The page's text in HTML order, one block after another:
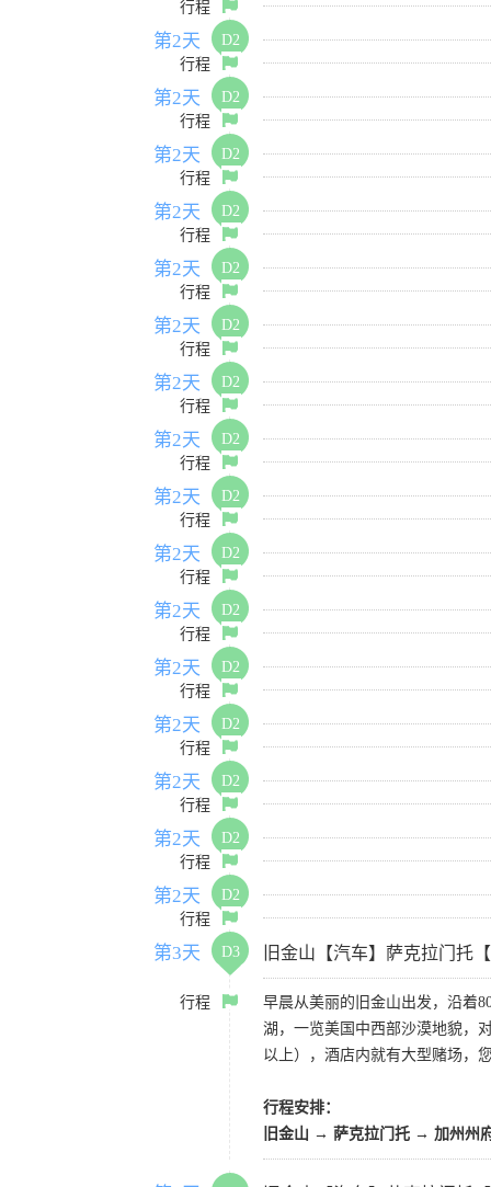
行程
第2天
D2
行程
第2天
D2
行程
第2天
D2
行程
第2天
D2
行程
第2天
D2
行程
第2天
D2
行程
第2天
D2
行程
第2天
D2
行程
第2天
D2
行程
第2天
D2
行程
第2天
D2
行程
第2天
D2
行程
第2天
D2
行程
第2天
D2
行程
第2天
D2
行程
第2天
D2
行程
第3天 D3 旧金山【汽车】萨克拉门托
行程
早晨从美丽的旧金山出发，沿着
湖，一览美国中西部沙漠地貌，
以上），酒店内就有大型赌场，
行程安排：
旧金山 → 萨克拉门托 → 加州州